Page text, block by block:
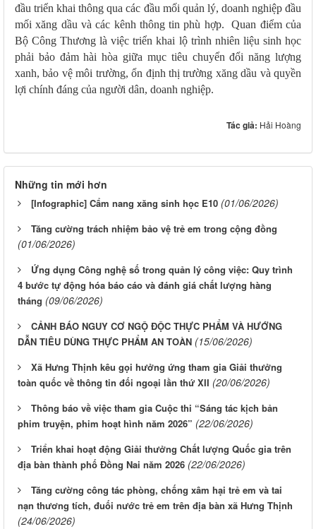
đầu triển khai thông qua các đầu mối quản lý, doanh nghiệp đầu
mối xăng dầu và các kênh thông tin phù hợp. Quan điểm của
Bộ Công Thương là việc triển khai lộ trình nhiên liệu sinh học
phải bảo đảm hài hòa giữa mục tiêu chuyển đổi năng lượng
xanh, bảo vệ môi trường, ổn định thị trường xăng dầu và quyền
lợi chính đáng của người dân, doanh nghiệp.
Tác giả: Hải Hoàng
Những tin mới hơn
[Infographic] Cẩm nang xăng sinh học E10 (01/06/2026)
Tăng cường trách nhiệm bảo vệ trẻ em trong cộng đồng
(01/06/2026)
Ứng dụng Công nghệ số trong quản lý công việc: Quy trình
4 bước tự động hóa báo cáo và đánh giá chất lượng hàng
tháng (09/06/2026)
CẢNH BÁO NGUY CƠ NGỘ ĐỘC THỰC PHẨM VÀ HƯỚNG
DẪN TIÊU DÙNG THỰC PHẨM AN TOÀN (15/06/2026)
Xã Hưng Thịnh kêu gọi hưởng ứng tham gia Giải thưởng
toàn quốc về thông tin đối ngoại lần thứ XII (20/06/2026)
Thông báo về việc tham gia Cuộc thi “Sáng tác kịch bản
phim truyện, phim hoạt hình năm 2026” (22/06/2026)
Triển khai hoạt động Giải thưởng Chất lượng Quốc gia trên
địa bàn thành phố Đồng Nai năm 2026 (22/06/2026)
Tăng cường công tác phòng, chống xâm hại trẻ em và tai
nạn thương tích, đuối nước trẻ em trên địa bàn xã Hưng Thịnh
(24/06/2026)